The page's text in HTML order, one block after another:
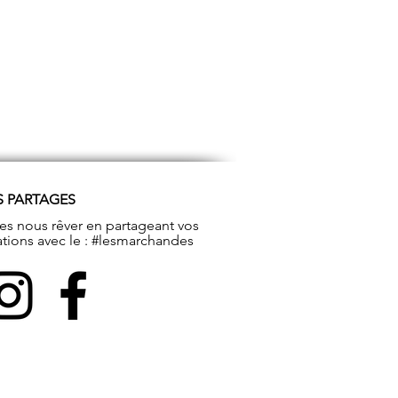
PARTAGES
nous rêver en partageant vos
avec le : #lesmarchandes